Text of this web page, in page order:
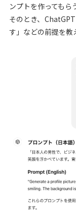
ンプトを作ってもら
そのとき、
す」などの前提を教